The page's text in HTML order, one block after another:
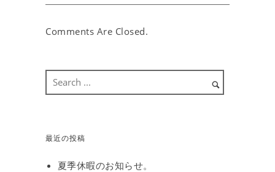
Comments Are Closed.
最近の投稿
夏季休暇のお知らせ。